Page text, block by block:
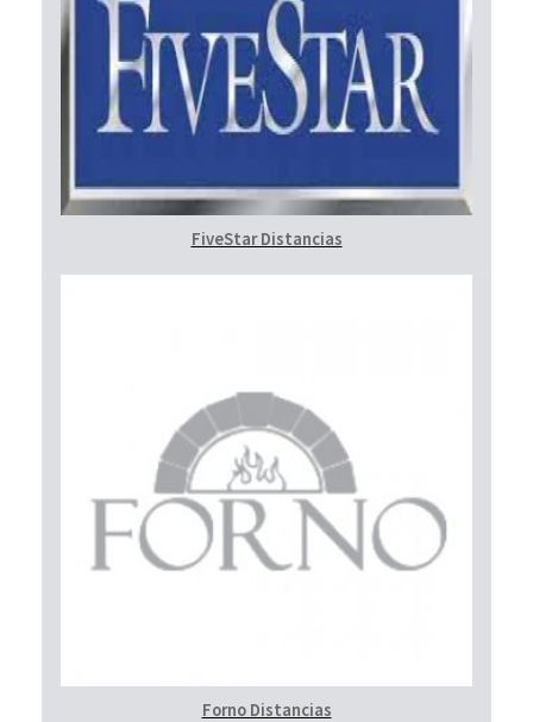
FiveStar Distancias
Forno Distancias